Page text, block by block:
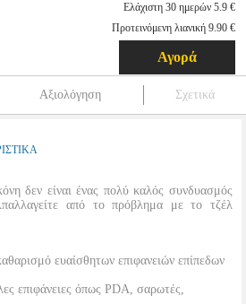
Ελάχιστη 30 ημερών 5.9 €
Προτεινόμενη λιανική 9.90 €
Αγορά
Αξιολόγηση Σχετικά
δεν είναι ένας πολύ καλός συνδυασμός
από το πρόβλημα με το τζέλ
ευαίσθητων επιφανειών επίπεδων
επιφάνειες όπως PDA, σαρωτές,